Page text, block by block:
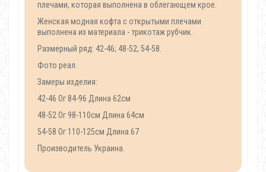
плечами, которая выполнена в облегающем крое.
Женская модная кофта с открытыми плечами
выполнена из материала - трикотаж рубчик.
Размерный ряд: 42-46; 48-52; 54-58.
Фото реал.
Замеры изделия:
42-46 Ог 84-96 Длина 62см
48-52 Ог 98-110см Длина 64см
54-58 Ог 110-125см Длина 67
Производитель Украина.